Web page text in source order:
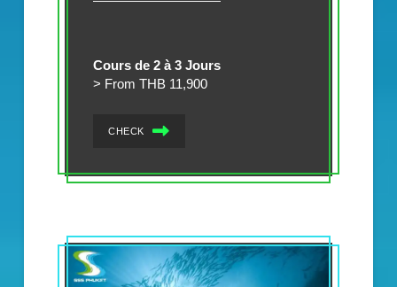
Cours de 2 à 3 Jours
> From THB 11,900
CHECK